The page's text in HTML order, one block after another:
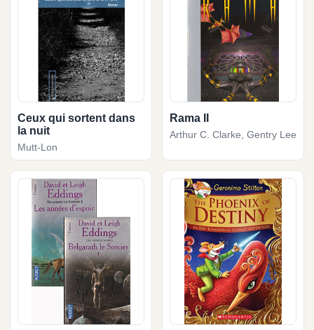
Ceux qui sortent dans
la nuit
Mutt-Lon
Rama II
Arthur C. Clarke, Gentry Lee